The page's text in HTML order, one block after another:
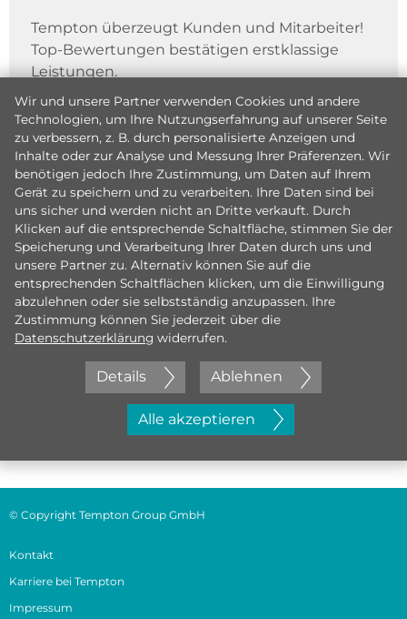
Tempton überzeugt Kunden und Mitarbeiter!
Top-Bewertungen bestätigen erstklassige
Leistungen.
Jetzt initiativ bewerben
Wir und unsere Partner verwenden Cookies und andere
Technologien, um Ihre Nutzungserfahrung auf unserer Seite
zu verbessern, z. B. durch personalisierte Anzeigen und
Inhalte oder zur Analyse und Messung Ihrer Präferenzen. Wir
benötigen jedoch Ihre Zustimmung, um Daten auf Ihrem
Gerät zu speichern und zu verarbeiten. Ihre Daten sind bei
uns sicher und werden nicht an Dritte verkauft. Durch
Klicken auf die entsprechende Schaltfläche, stimmen Sie der
Speicherung und Verarbeitung Ihrer Daten durch uns und
unsere Partner zu. Alternativ können Sie auf die
entsprechenden Schaltflächen klicken, um die Einwilligung
abzulehnen oder sie selbstständig anzupassen. Ihre
Zustimmung können Sie jederzeit über die
Datenschutzerklärung widerrufen.
Details Ablehnen
Alle akzeptieren
© Copyright Tempton Group GmbH
Kontakt
Karriere bei Tempton
Impressum